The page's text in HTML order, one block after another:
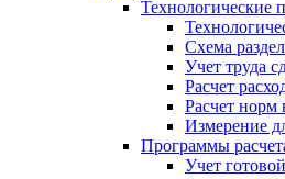
Технологические
Схема
Учет труда
Расчет
Расчет норм
Измерение
Программы
Учет